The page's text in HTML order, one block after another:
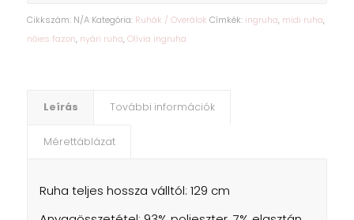
Cikkszám: N/A Kategória: Ruhák / Overálok Címkék: ingruha, midi ruha,
nőies fazon, nyári ruha,Olívia ingruha
Leírás További információk
Mérettáblázat
Ruha teljes hossza válltól: 129 cm